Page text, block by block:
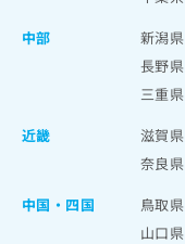
中部
新潟県
長野県
三重県
近畿
滋賀県
奈良県
中国・四国
鳥取県
山口県